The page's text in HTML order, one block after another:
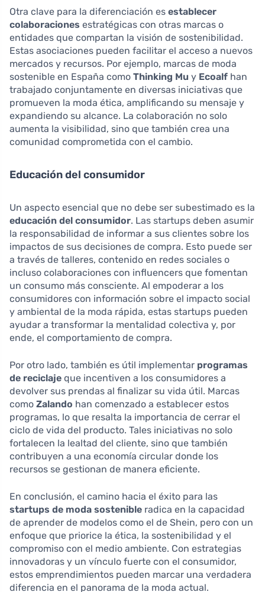
Otra clave para la diferenciación es establecer
colaboraciones estratégicas con otras marcas o
entidades que compartan la visión de sostenibilidad.
Estas asociaciones pueden facilitar el acceso a nuevos
mercados y recursos. Por ejemplo, marcas de moda
sostenible en España como Thinking Mu y Ecoalf han
trabajado conjuntamente en diversas iniciativas que
promueven la moda ética, amplificando su mensaje y
expandiendo su alcance. La colaboración no solo
aumenta la visibilidad, sino que también crea una
comunidad comprometida con el cambio.
Educación del consumidor
Un aspecto esencial que no debe ser subestimado es la
educación del consumidor. Las startups deben asumir
la responsabilidad de informar a sus clientes sobre los
impactos de sus decisiones de compra. Esto puede ser
a través de talleres, contenido en redes sociales o
incluso colaboraciones con influencers que fomentan
un consumo más consciente. Al empoderar a los
consumidores con información sobre el impacto social
y ambiental de la moda rápida, estas startups pueden
ayudar a transformar la mentalidad colectiva y, por
ende, el comportamiento de compra.
Por otro lado, también es útil implementar programas
de reciclaje que incentiven a los consumidores a
devolver sus prendas al finalizar su vida útil. Marcas
como Zalando han comenzado a establecer estos
programas, lo que resalta la importancia de cerrar el
ciclo de vida del producto. Tales iniciativas no solo
fortalecen la lealtad del cliente, sino que también
contribuyen a una economía circular donde los
recursos se gestionan de manera eficiente.
En conclusión, el camino hacia el éxito para las
startups de moda sostenible radica en la capacidad
de aprender de modelos como el de Shein, pero con un
enfoque que priorice la ética, la sostenibilidad y el
compromiso con el medio ambiente. Con estrategias
innovadoras y un vínculo fuerte con el consumidor,
estos emprendimientos pueden marcar una verdadera
diferencia en el panorama de la moda actual.